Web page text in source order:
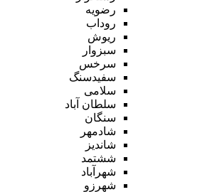
رضویه
روداب
ریوش
سبزوار
سرخس
سفیدسنگ
سلامی
سلطان آباد
سنگان
شادمهر
شاندیز
ششتمد
شهرآباد
شهرزو